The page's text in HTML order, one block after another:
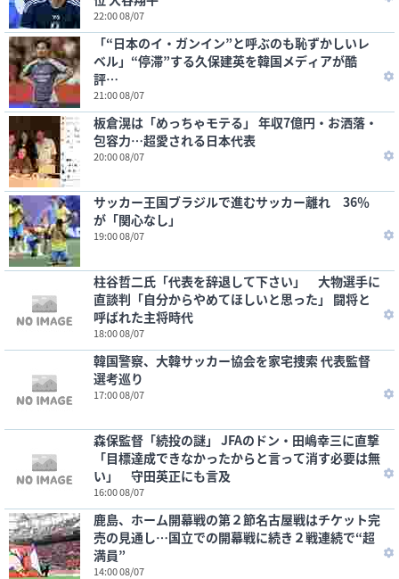
22:00 08/07
「“日本のイ・ガンイン”と呼ぶのも恥ずかしいレ
ベル」“停滞”する久保建英を韓国メディアが酷
評…
21:00 08/07
板倉滉は「めっちゃモテる」 年収7億円・お洒落・
包容力…超愛される日本代表
20:00 08/07
サッカー王国ブラジルで進むサッカー離れ 36％
が「関心なし」
19:00 08/07
柱谷哲二氏「代表を辞退して下さい」 大物選手に
直談判「自分からやめてほしいと思った」 闘将と
呼ばれた主将時代
18:00 08/07
韓国警察、大韓サッカー協会を家宅捜索 代表監督
選考巡り
17:00 08/07
森保監督「続投の謎」 JFAのドン・田嶋幸三に直撃
「目標達成できなかったからと言って消す必要は無
い」 守田英正にも言及
16:00 08/07
鹿島、ホーム開幕戦の第２節名古屋戦はチケット完
売の見通し…国立での開幕戦に続き２戦連続で“超
満員”
14:00 08/07